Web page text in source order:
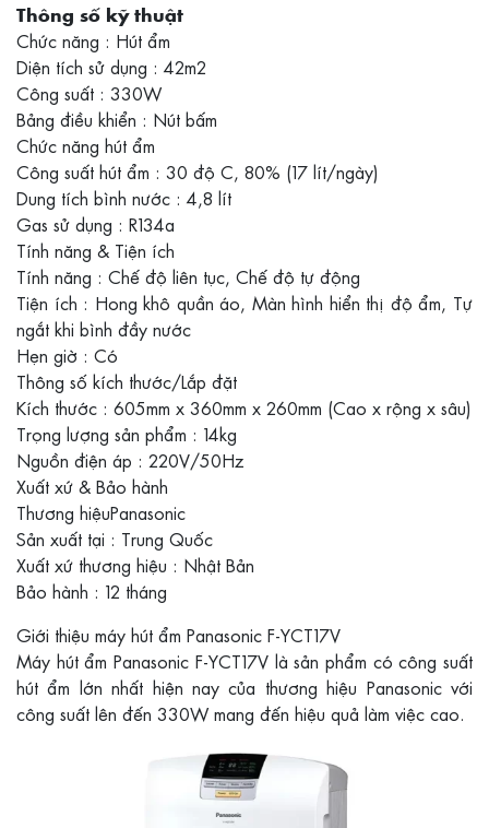
Thông số kỹ thuật
Chức năng : Hút ẩm
Diện tích sử dụng : 42m2
Công suất : 330W
Bảng điều khiển : Nút bấm
Chức năng hút ẩm
Công suất hút ẩm : 30 độ C, 80% (17 lít/ngày)
Dung tích bình nước : 4,8 lít
Gas sử dụng : R134a
Tính năng & Tiện ích
Tính năng : Chế độ liên tục, Chế độ tự động
Tiện ích : Hong khô quần áo, Màn hình hiển thị độ ẩm, Tự
ngắt khi bình đầy nước
Hẹn giờ : Có
Thông số kích thước/Lắp đặt
Kích thước : 605mm x 360mm x 260mm (Cao x rộng x sâu)
Trọng lượng sản phẩm : 14kg
Nguồn điện áp : 220V/50Hz
Xuất xứ & Bảo hành
Thương hiệuPanasonic
Sản xuất tại : Trung Quốc
Xuất xứ thương hiệu : Nhật Bản
Bảo hành : 12 tháng
Giới thiệu máy hút ẩm Panasonic F-YCT17V
Máy hút ẩm Panasonic F-YCT17V là sản phẩm có công suất
hút ẩm lớn nhất hiện nay của thương hiệu Panasonic với
công suất lên đến 330W mang đến hiệu quả làm việc cao.